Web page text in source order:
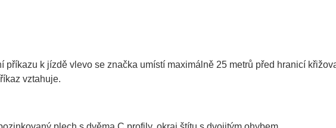
příkazu k jízdě vlevo se značka umístí maximálně 25 metrů před hranicí
vztahuje.